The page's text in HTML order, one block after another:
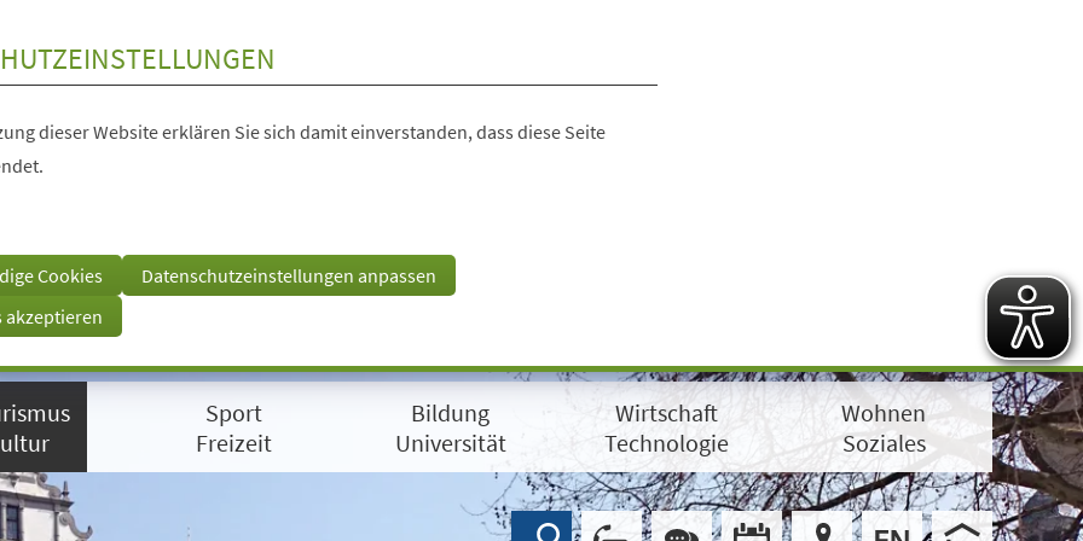
dieser Website erklären Sie sich damit einverstanden, dass diese Seite
Cookies
Datenschutzeinstellungen anpassen
akzeptieren
Sport
Freizeit
Bildung
Universität
Wirtschaft
Technologie
Wohnen
Soziales